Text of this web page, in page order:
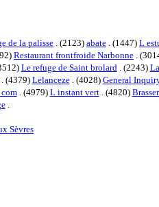
de la palisse . (2123) abate . (1447) L
Restaurant frontfroide Narbonne .
Le refuge de Saint brolard. (2243)
(4379)Lelanceze. (4028) General
. (4979) L instant vert. (4820)
.
Sèvres